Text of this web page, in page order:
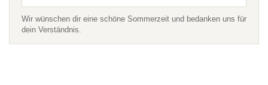
Wir wünschen dir eine schöne Sommerzeit und bedanken uns für
dein Verständnis.